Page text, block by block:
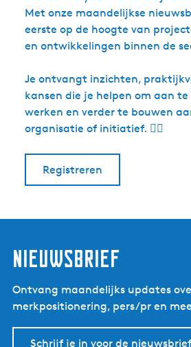
Met onze maandelijkse
eerste op de hoogte van
en ontwikkelingen binnen de
Je ontvangt inzichten,
kansen die je helpen om aan
werken en verder te bouwen
organisatie of initiatief. 👇🏼
Registreren
Nieuwsbrief
Ontvang maandelijks updates
merkpositionering, pers/pr en
Schrijf je in voor de nieuwsbrief